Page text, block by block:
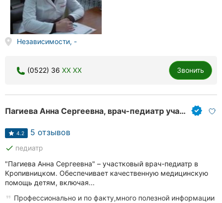
Независимости, -
(0522) 36 XX XX Звонить
Пагиева Анна Сергеевна, врач-педиатр участковый
4.2 5 отзывов
done педиатр
"Пагиева Анна Сергеевна" – участковый врач-педиатр в
Кропивницком. Обеспечивает качественную медицинскую
помощь детям, включая...
Профессионально и по факту,много полезной информации